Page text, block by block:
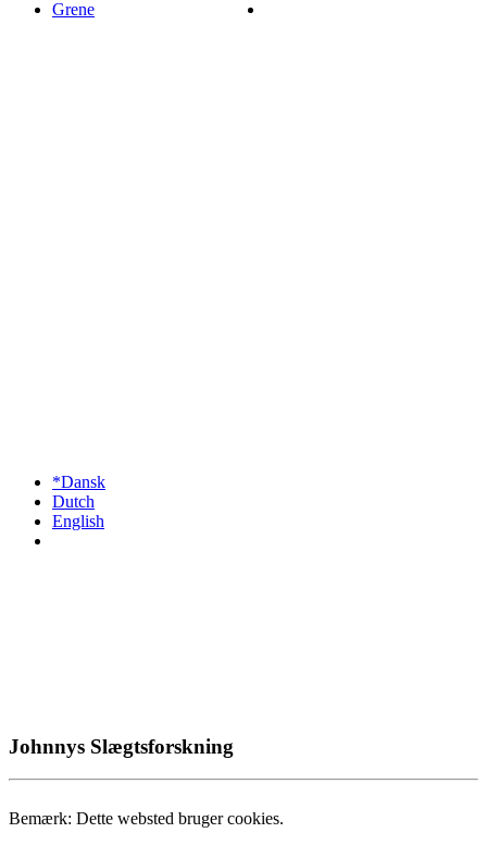
Grene
*Dansk
Dutch
English
Johnnys Slægtsforskning
Bemærk: Dette websted bruger cookies.